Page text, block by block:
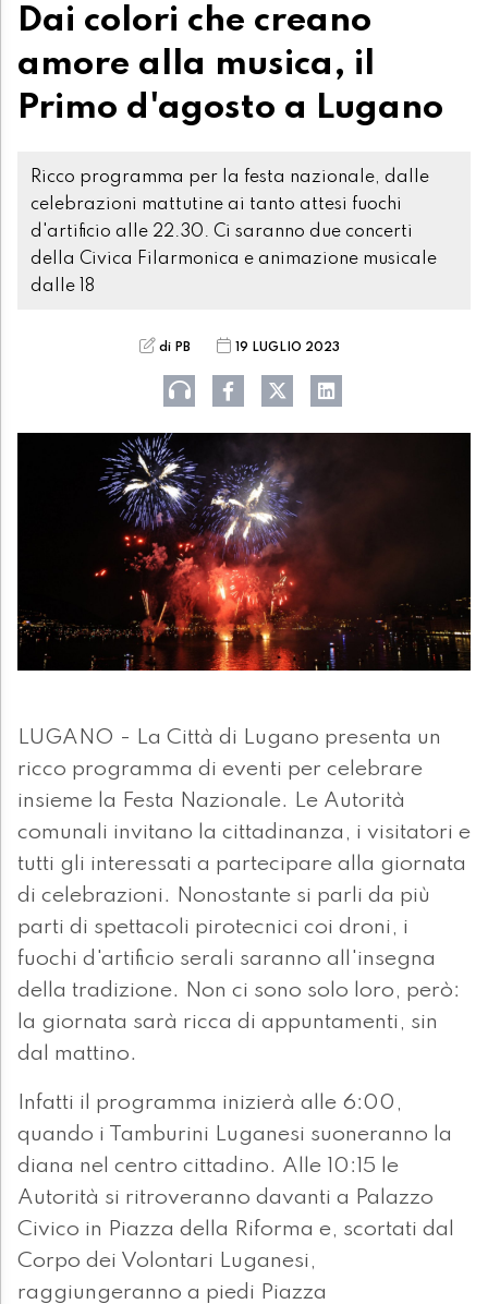
Dai colori che creano
amore alla musica, il
Primo d'agosto a Lugano
Ricco programma per la festa nazionale, dalle
celebrazioni mattutine ai tanto attesi fuochi
d'artificio alle 22.30. Ci saranno due concerti
della Civica Filarmonica e animazione musicale
dalle 18
di PB 19 LUGLIO 2023
LUGANO - La Città di Lugano presenta un
ricco programma di eventi per celebrare
insieme la Festa Nazionale. Le Autorità
comunali invitano la cittadinanza, i visitatori e
tutti gli interessati a partecipare alla giornata
di celebrazioni. Nonostante si parli da più
parti di spettacoli pirotecnici coi droni, i
fuochi d'artificio serali saranno all'insegna
della tradizione. Non ci sono solo loro, però:
la giornata sarà ricca di appuntamenti, sin
dal mattino.
Infatti il programma inizierà alle 6:00,
quando i Tamburini Luganesi suoneranno la
diana nel centro cittadino. Alle 10:15 le
Autorità si ritroveranno davanti a Palazzo
Civico in Piazza della Riforma e, scortati dal
Corpo dei Volontari Luganesi,
raggiungeranno a piedi Piazza